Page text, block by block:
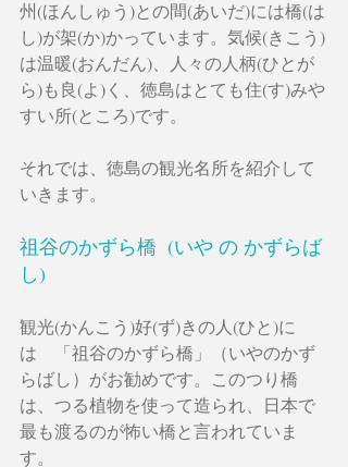
州(ほんしゅう)との間(あいだ)には橋(は
し)が架(か)かっています。気候(きこう)
は温暖(おんだん)、人々の人柄(ひとが
ら)も良(よ)く、徳島はとても住(す)みや
すい所(ところ)です。
それでは、徳島の観光名所を紹介して
いきます。
祖谷のかずら橋  (いや の かずらば
し)
観光(かんこう)好(ず)きの人(ひと)に
は　「祖谷のかずら橋」（いやのかず
らばし）がお勧めです。このつり橋
は、つる植物を使って造られ、日本で
最も渡るのが怖い橋と言われていま
す。